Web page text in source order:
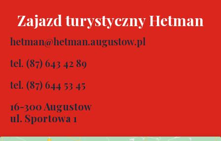
Zajazd turystyczny Hetman
hetman@hetman.augustow.pl
tel. (87) 643 42 89
tel. (87) 644 53 45
16-300 Augustow
ul. Sportowa 1